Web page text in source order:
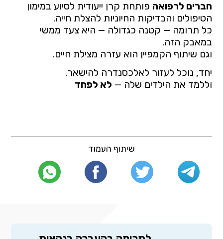
חברים לרפואה פותחת קרן ייעודית לסיוע במימון
הטיפולים והבדיקות החיוניות להצלת חייה.
כל תרומה — קטנה כגדולה — היא צעד ממשי
במאבק הזה.
וגם שיתוף הקמפיין הוא עזרה מצילת חיים.
יחד, נוכל לעזור לאלכסנדרה להישאר.
וללמד את הילדים שלה — לא לפחד
שיתוף העמוד